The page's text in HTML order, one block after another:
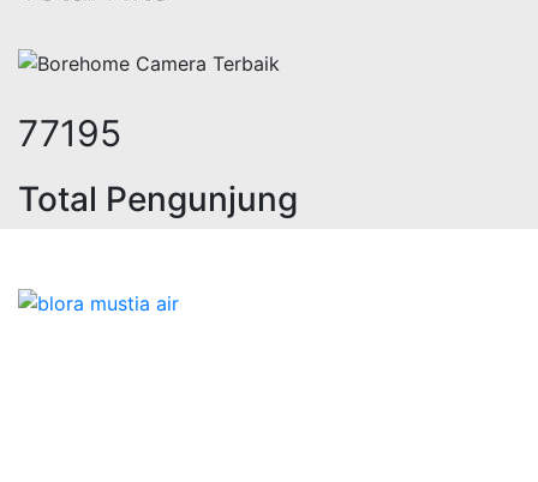
94556
Total Pengunjung